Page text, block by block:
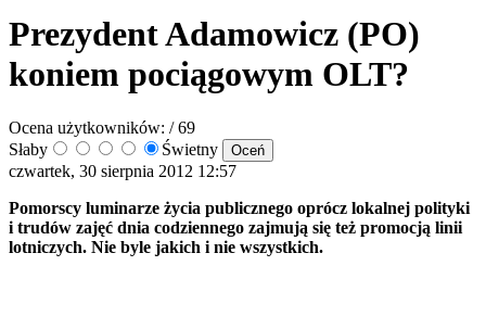
Prezydent Adamowicz (PO)
koniem pociągowym OLT?
Ocena użytkowników: / 69
Słaby
Świetny
czwartek, 30 sierpnia 2012 12:57
Pomorscy luminarze życia publicznego oprócz lokalnej polityki
i trudów zajęć dnia codziennego zajmują się też promocją linii
lotniczych. Nie byle jakich i nie wszystkich.